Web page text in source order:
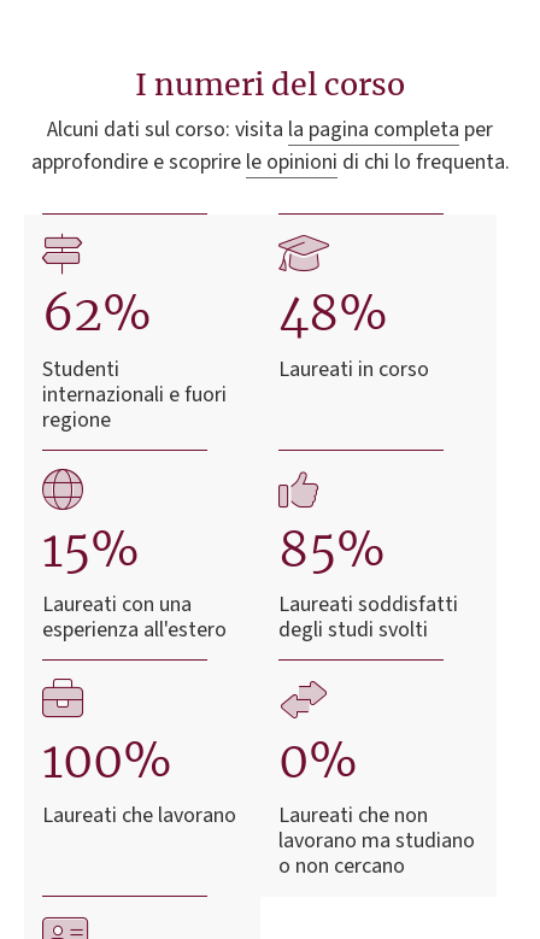
I numeri del corso
Alcuni dati sul corso: visita la pagina completa per
approfondire e scoprire le opinioni di chi lo frequenta.
62%
Studenti
internazionali e fuori
regione
48%
Laureati in corso
15%
Laureati con una
esperienza all'estero
85%
Laureati soddisfatti
degli studi svolti
100%
Laureati che lavorano
0%
Laureati che non
lavorano ma studiano
o non cercano